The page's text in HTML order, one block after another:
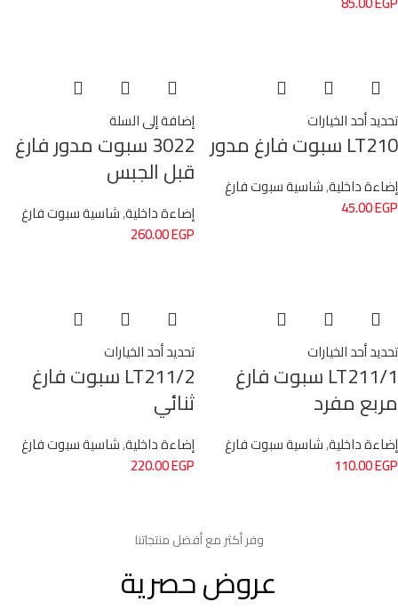
تحديد أحد الخيارات
LT210 سبوت فارغ مدور
إضاءة داخلية,شاسية سبوت فارغ
45.00EGP
إضافة إلى السلة
3022 سبوت مدور فارغ
قبل الجبس
إضاءة داخلية,شاسية سبوت فارغ
260.00EGP
تحديد أحد الخيارات
LT211/1 سبوت فارغ
مربع مفرد
إضاءة داخلية,شاسية سبوت فارغ
110.00EGP
تحديد أحد الخيارات
LT211/2 سبوت فارغ
ثنائي
إضاءة داخلية,شاسية سبوت فارغ
220.00EGP
وفر أكثر مع أفضل منتجاتنا
عروض حصرية